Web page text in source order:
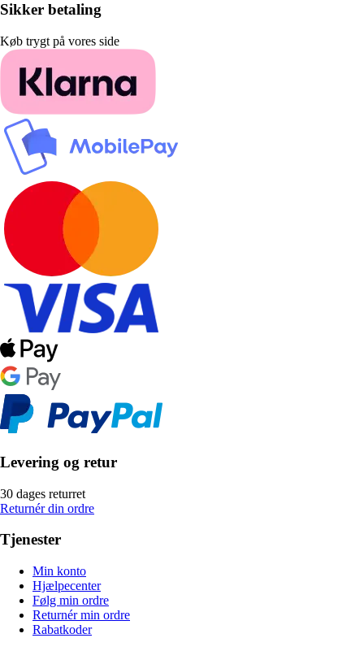
Sikker betaling
Køb trygt på vores side
Levering og retur
30 dages returret
Returnér din ordre
Tjenester
Min konto
Hjælpecenter
Følg min ordre
Returnér min ordre
Rabatkoder